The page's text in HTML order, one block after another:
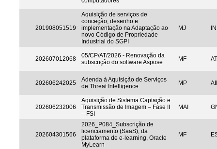
201908051519
Aquisição de serviços de
conceção, desenho e
implementação na Adaptação ao
novo Código de Propriedade
Industrial do SGPI
MJ
202607012068
05/CP/AT/2026 - Renovação da
subscrição do software Aspose
MF AT
202606242025
Adenda à Aquisição de Serviços
de Threat Intelligence
MP
202606232006
Aquisição de Sistema Captação e
Transmissão de Imagem – Fase II
– FSI
MAI
202604301566
2026_P084_Subscrição de
licenciamento (SaaS), da
plataforma de e-learning, Oracle
MyLearn
MF